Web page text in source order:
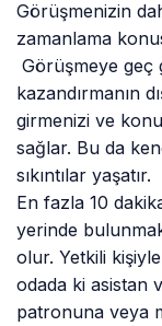
Görüşmenizin
zamanlama
Görüşmeye geç
kazandırmanın
girmenizi ve
sağlar. Bu da
sıkıntılar yaşatır.
En fazla 10
yerinde
olur. Yetkili
odada ki asistan
patronuna veya